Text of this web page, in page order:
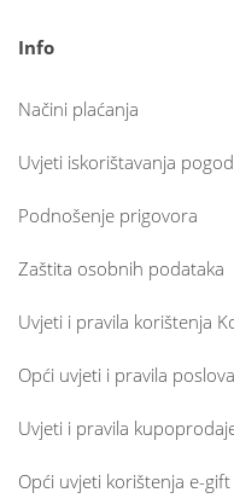
Info
Načini plaćanja
Uvjeti iskorištavanja
Podnošenje prigovora
Zaštita osobnih podataka
Uvjeti i pravila korištenja
Opći uvjeti i pravila
Uvjeti i pravila
Opći uvjeti korištenja e-